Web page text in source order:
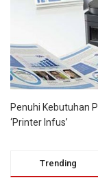
Penuhi Kebutuhan
‘Printer Infus’
Trending